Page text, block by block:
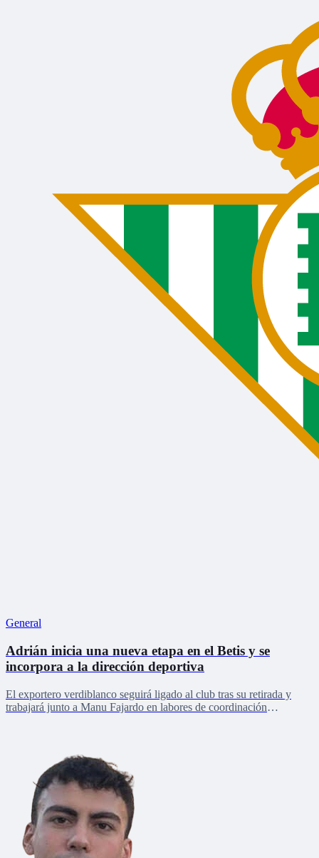
General
Adrián inicia una nueva etapa en el Betis y se
incorpora a la dirección deportiva
El exportero verdiblanco seguirá ligado al club tras su retirada y
trabajará junto a Manu Fajardo en labores de coordinación